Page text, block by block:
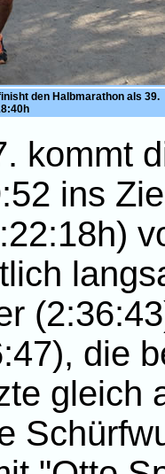
den Halbmarathon als 39.
kommt
ins
die
gleich